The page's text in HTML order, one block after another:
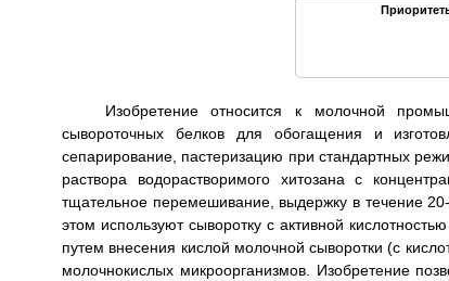
Изобретение относится к молочной
сывороточных белков для обогащения и
сепарирование, пастеризацию при стандартных
раствора водорастворимого хитозана с
тщательное перемешивание, выдержку в течение
этом используют сыворотку с активной
путем внесения кислой молочной сыворотки (с
молочнокислых микроорганизмов. Изобретение